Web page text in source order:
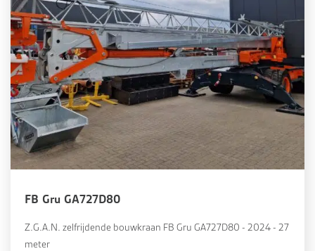
FB Gru GA727D80
Z.G.A.N. zelfrijdende bouwkraan FB Gru GA727D80 - 2024 - 27
meter